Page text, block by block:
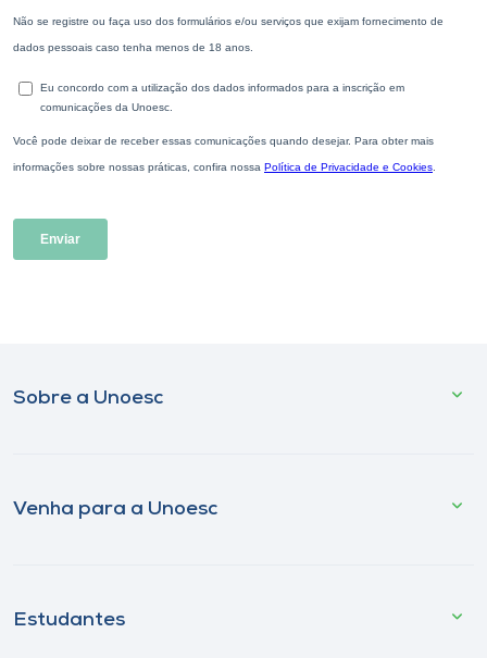
Sobre a Unoesc
Venha para a Unoesc
Estudantes